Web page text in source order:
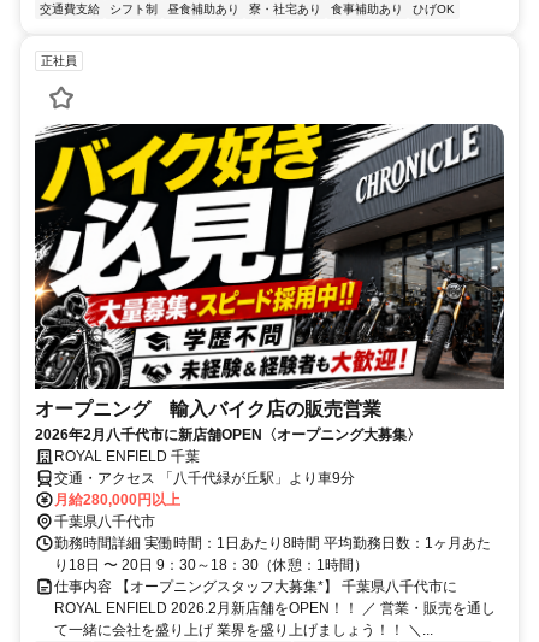
交通費支給
シフト制 昼食補助あり 寮・社宅あり 食事補助あり ひげOK
正社員
オープニング 輸入バイク店の販売営業
2026年2月八千代市に新店舗OPEN〈オープニング大募集〉
ROYAL ENFIELD 千葉
交通・アクセス 「八千代緑が丘駅」より車9分
月給280,000円以上
千葉県八千代市
勤務時間詳細 実働時間：1日あたり8時間 平均勤務日数：1ヶ月あた
り18日 〜 20日 9：30～18：30（休憩：1時間）
仕事内容 【オープニングスタッフ大募集*】 千葉県八千代市に
ROYAL ENFIELD 2026.2月新店舗をOPEN！！ ／ 営業・販売を通し
て一緒に会社を盛り上げ 業界を盛り上げましょう！！ ＼...